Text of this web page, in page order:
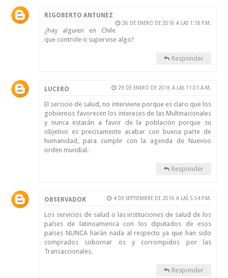
RIGOBERTO ANTUNEZ
26 DE ENERO DE 2016 A LAS 1:18 P.M.
¿hay alguien en Chile
que controle o supervise algo?
Responder
LUCERO 29 DE ENERO DE 2016 A LAS 11:01 A.M.
El sercicio de salud, no interviene porque es claro que los
gobiernos favorecen los intereses de las Multinacionales
y nunca estarán a favor de la población porque su
objetivo es precisamente acabar con buena parte de
humanidad, para cumplir con la agenda de Nuevoo
orden mundial.
Responder
OBSERVADOR 4 DE SEPTIEMBRE DE 2016 A LAS 5:54 P.M.
Los servicios de salud o las instituciones de salud de los
países de latinoamerica con los diputados de esos
países NUNCA harán nada al respecto ya que han sido
comprados sobornar os y corrompidos por las
Transaccionales.
Responder